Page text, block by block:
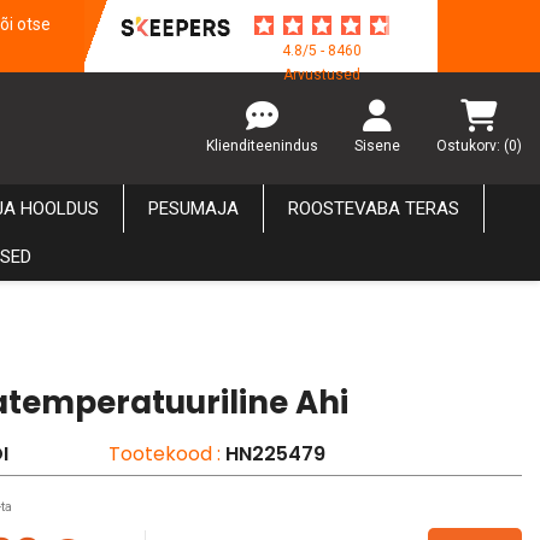
otse
4.8/5 - 8460
Arvustused
Ostukorv: (0)
Klienditeenindus Sisene
HOOLDUS PESUMAJA ROOSTEVABA TERAS
Ahi
Tootekood : HN225479